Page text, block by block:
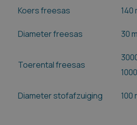
Koers freesas 140
Diameter freesas 30
Toerental freesas
Diameter stofafzuiging 100